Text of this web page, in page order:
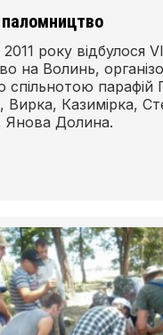
року відбулося VI
на Волинь,
спільнотою парафій
Вирка, Казимірка,
Янова Долина.